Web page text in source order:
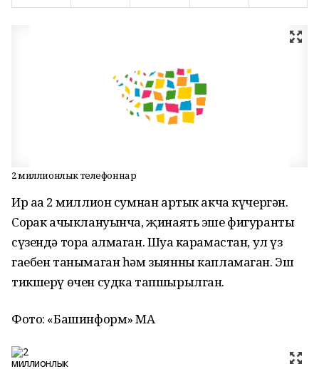
2 миллионлык телефоннар
Ир аңа 2 миллион сумнан артык акча күчергән.
Соңрак ачыклануынча, җинаять эше фигуранты
сүзендә тора алмаган. Шуңа карамастан, ул үз
гаебен танымаган һәм зыянны капламаган. Эш
тикшерү өчен судка тапшырылган.
Фото: «Башинформ» МА